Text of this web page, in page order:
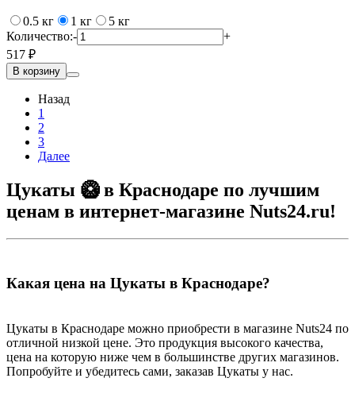
0.5 кг 1 кг
5 кг
Количество:-
+
517 ₽
В корзину
Назад
1
2
3
Далее
Цукаты 🥝 в Краснодаре по лучшим
ценам в интернет-магазине Nuts24.ru!
Какая цена на Цукаты в Краснодаре?
Цукаты в Краснодаре можно приобрести в магазине Nuts24 по
отличной низкой цене. Это продукция высокого качества,
цена на которую ниже чем в большинстве других магазинов.
Попробуйте и убедитесь сами, заказав Цукаты у нас.